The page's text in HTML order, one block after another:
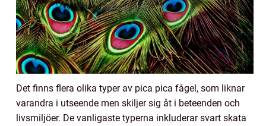
Det finns flera olika typer av pica pica fågel, som liknar
varandra i utseende men skiljer sig åt i beteenden och
livsmiljöer. De vanligaste typerna inkluderar svart skata